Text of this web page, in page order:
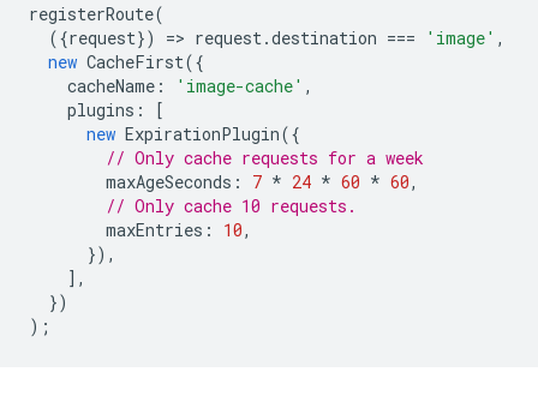
registerRoute(
({request}) => request .destination === 'image' ,
new CacheFirst({
cacheName : 'image-cache' ,
plugins :
[
new ExpirationPlugin({
// Only cache requests for a week
maxAgeSeconds : 7 * 24 * 60 * 60,
// Only cache 10 requests.
maxEntries : 10,
}),
],
})
);